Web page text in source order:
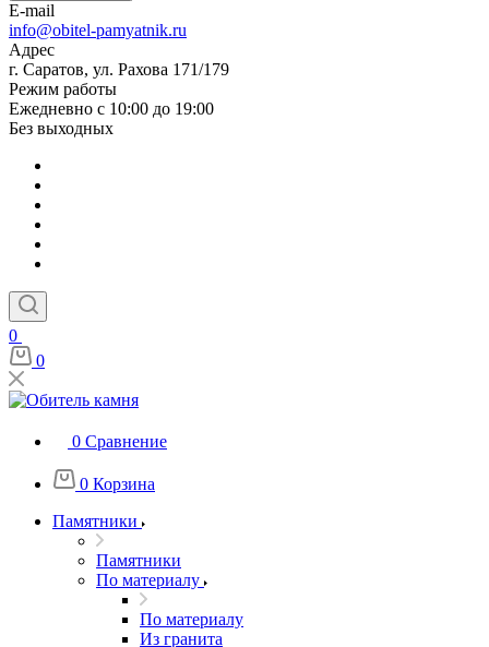
E-mail
info@obitel-pamyatnik.ru
Адрес
г. Саратов, ул. Рахова 171/179
Режим работы
Ежедневно с 10:00 до 19:00
Без выходных
0
0
0 Сравнение
0 Корзина
Памятники
Памятники
По материалу
По материалу
Из гранита